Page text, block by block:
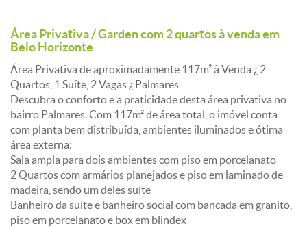
Área Privativa / Garden com 2 quartos à venda em
Belo Horizonte
Área Privativa de aproximadamente 117m² à Venda ¿ 2
Quartos, 1 Suíte, 2 Vagas ¿ Palmares
Descubra o conforto e a praticidade desta área privativa no
bairro Palmares. Com 117m² de área total, o imóvel conta
com planta bem distribuída, ambientes iluminados e ótima
área externa:
Sala ampla para dois ambientes com piso em porcelanato
2 Quartos com armários planejados e piso em laminado de
madeira, sendo um deles suíte
Banheiro da suíte e banheiro social com bancada em granito,
piso em porcelanato e box em blindex